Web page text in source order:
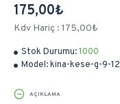
Stok Durumu:1000
Model:kina-kese-g-9-12
175,00₺
Kdv Hariç : 175,00₺
AÇIKLAMA